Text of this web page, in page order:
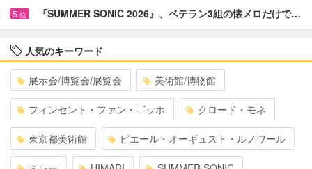
5 位 『SUMMER SONIC 2026』、ベテラン3組の懐メロだけで…
人気のキーワード
展示会/博覧会/展覧会 美術館/博物館
フィンセント・ファン・ゴッホ クロード・モネ
東京都美術館 ピエール・オーギュスト・ルノワール